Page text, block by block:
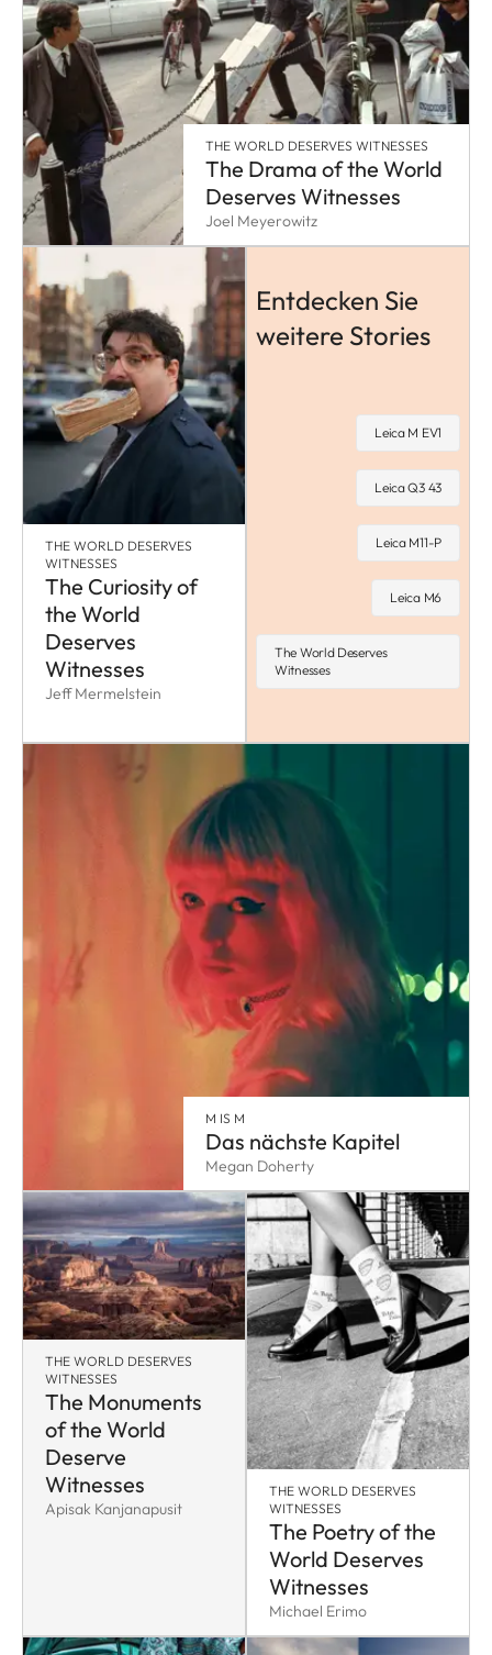
THE WORLD DESERVES WITNESSES
The Drama of the World
Deserves Witnesses
Joel Meyerowitz
THE WORLD DESERVES
WITNESSES
The Curiosity of
the World
Deserves
Witnesses
Jeff Mermelstein
Entdecken Sie
weitere Stories
Leica M EV1
Leica Q3 43
Leica M11-P
Leica M6
The World Deserves
Witnesses
M IS M
Das nächste Kapitel
Megan Doherty
THE WORLD DESERVES
WITNESSES
The Monuments
of the World
Deserve
Witnesses
Apisak Kanjanapusit
THE WORLD DESERVES
WITNESSES
The Poetry of the
World Deserves
Witnesses
Michael Erimo